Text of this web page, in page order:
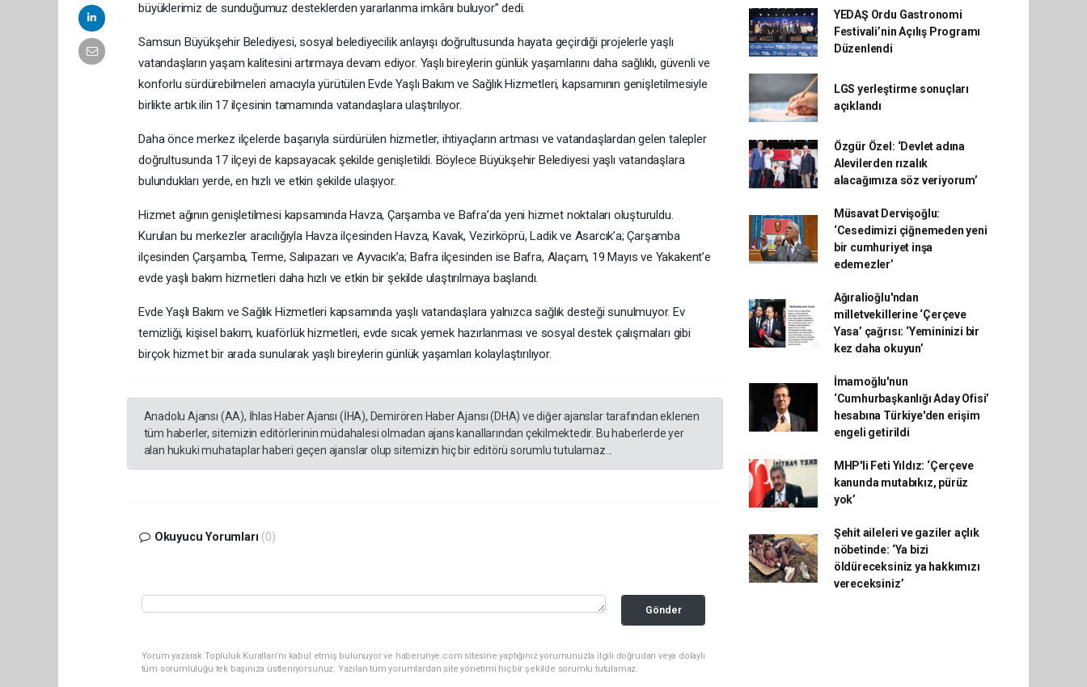
büyüklerimiz de sunduğumuz desteklerden yararlanma imkânı buluyor” dedi.
Samsun Büyükşehir Belediyesi, sosyal belediyecilik anlayışı doğrultusunda hayata geçirdiği projelerle yaşlı
vatandaşların yaşam kalitesini artırmaya devam ediyor. Yaşlı bireylerin günlük yaşamlarını daha sağlıklı, güvenli ve
konforlu sürdürebilmeleri amacıyla yürütülen Evde Yaşlı Bakım ve Sağlık Hizmetleri, kapsamının genişletilmesiyle
birlikte artık ilin 17 ilçesinin tamamında vatandaşlara ulaştırılıyor.
Daha önce merkez ilçelerde başarıyla sürdürülen hizmetler, ihtiyaçların artması ve vatandaşlardan gelen talepler
doğrultusunda 17 ilçeyi de kapsayacak şekilde genişletildi. Böylece Büyükşehir Belediyesi yaşlı vatandaşlara
bulundukları yerde, en hızlı ve etkin şekilde ulaşıyor.
Hizmet ağının genişletilmesi kapsamında Havza, Çarşamba ve Bafra’da yeni hizmet noktaları oluşturuldu.
Kurulan bu merkezler aracılığıyla Havza ilçesinden Havza, Kavak, Vezirköprü, Ladik ve Asarcık’a; Çarşamba
ilçesinden Çarşamba, Terme, Salıpazarı ve Ayvacık’a; Bafra ilçesinden ise Bafra, Alaçam, 19 Mayıs ve Yakakent’e
evde yaşlı bakım hizmetleri daha hızlı ve etkin bir şekilde ulaştırılmaya başlandı.
Evde Yaşlı Bakım ve Sağlık Hizmetleri kapsamında yaşlı vatandaşlara yalnızca sağlık desteği sunulmuyor. Ev
temizliği, kişisel bakım, kuaförlük hizmetleri, evde sıcak yemek hazırlanması ve sosyal destek çalışmaları gibi
birçok hizmet bir arada sunularak yaşlı bireylerin günlük yaşamları kolaylaştırılıyor.
Anadolu Ajansı (AA), İhlas Haber Ajansı (İHA), Demirören Haber Ajansı (DHA) ve diğer ajanslar tarafından eklenen
tüm haberler, sitemizin editörlerinin müdahalesi olmadan ajans kanallarından çekilmektedir. Bu haberlerde yer
alan hukuki muhataplar haberi geçen ajanslar olup sitemizin hiç bir editörü sorumlu tutulamaz...
Okuyucu Yorumları (0)
Gönder
Yorum yazarak Topluluk Kuralları’nı kabul etmiş bulunuyor ve haberunye.com sitesine yaptığınız yorumunuzla ilgili doğrudan veya dolaylı
tüm sorumluluğu tek başınıza üstleniyorsunuz. Yazılan tüm yorumlardan site yönetimi hiçbir şekilde sorumlu tutulamaz.
YEDAŞ Ordu Gastronomi
Festivali’nin Açılış Programı
Düzenlendi
LGS yerleştirme sonuçları
açıklandı
Özgür Özel: ‘Devlet adına
Alevilerden rızalık
alacağımıza söz veriyorum’
Müsavat Dervişoğlu:
‘Cesedimizi çiğnemeden yeni
bir cumhuriyet inşa
edemezler’
Ağıralioğlu'ndan
milletvekillerine ‘Çerçeve
Yasa’ çağrısı: ‘Yemininizi bir
kez daha okuyun’
İmamoğlu'nun
‘Cumhurbaşkanlığı Aday Ofisi’
hesabına Türkiye'den erişim
engeli getirildi
MHP'li Feti Yıldız: ‘Çerçeve
kanunda mutabıkız, pürüz
yok’
Şehit aileleri ve gaziler açlık
nöbetinde: ‘Ya bizi
öldüreceksiniz ya hakkımızı
vereceksiniz’